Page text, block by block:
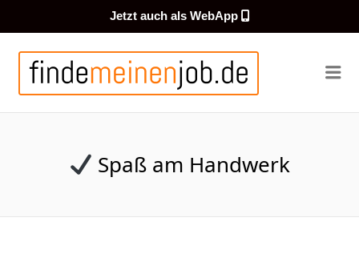
Jetzt auch als WebApp
Spaß am Handwerk